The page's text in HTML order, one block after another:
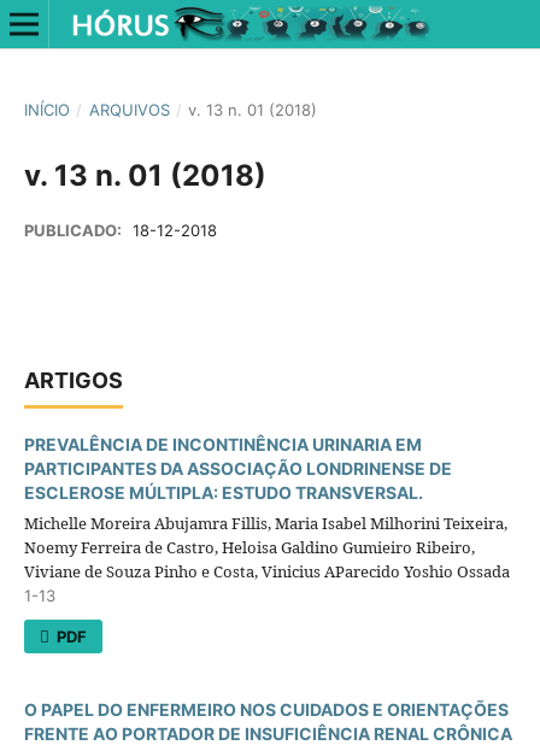
INÍCIO / ARQUIVOS / v. 13 n. 01 (2018)
v. 13 n. 01 (2018)
PUBLICADO: 18-12-2018
ARTIGOS
PREVALÊNCIA DE INCONTINÊNCIA URINARIA EM
PARTICIPANTES DA ASSOCIAÇÃO LONDRINENSE DE
ESCLEROSE MÚLTIPLA: ESTUDO TRANSVERSAL.
Michelle Moreira Abujamra Fillis, Maria Isabel Milhorini Teixeira,
Noemy Ferreira de Castro, Heloisa Galdino Gumieiro Ribeiro,
Viviane de Souza Pinho e Costa, Vinicius AParecido Yoshio Ossada
1-13
PDF
O PAPEL DO ENFERMEIRO NOS CUIDADOS E ORIENTAÇÕES
FRENTE AO PORTADOR DE INSUFICIÊNCIA RENAL CRÔNICA